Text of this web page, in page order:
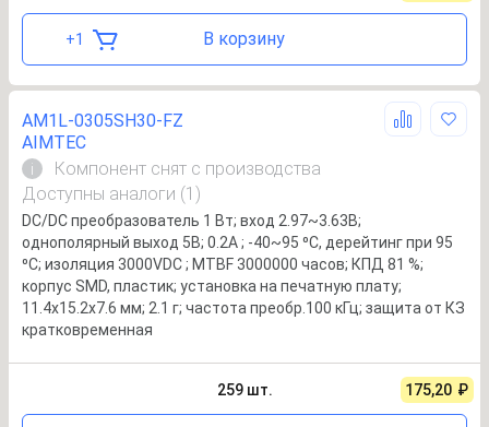
+1 В корзину
AM1L-0305SH30-FZ
AIMTEC
i
Компонент снят с производства
Доступны аналоги (1)
DC/DC преобразователь 1 Вт; вход 2.97~3.63В;
однополярный выход 5В; 0.2А ; -40~95 ⁰C, дерейтинг при 95
⁰C; изоляция 3000VDC ; MTBF 3000000 часов; КПД 81 %;
корпус SMD, пластик; установка на печатную плату;
11.4x15.2x7.6 мм; 2.1 г; частота преобр.100 кГц; защита от КЗ
кратковременная
259 шт. 175,20 ₽